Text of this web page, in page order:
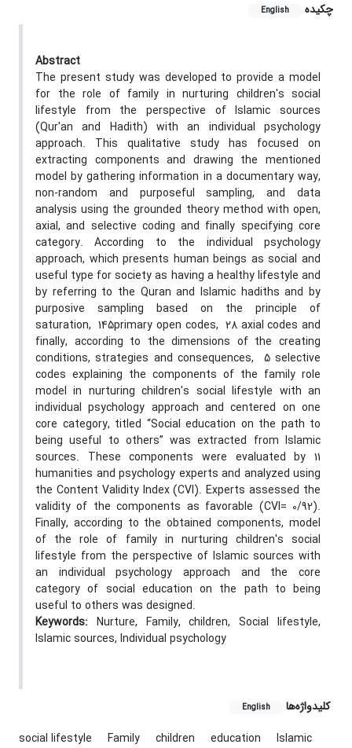
چکیده
English
Abstract
The present study was developed to provide a model
for the role of family in nurturing children's social
lifestyle from the perspective of Islamic sources
(Qur'an and Hadith) with an individual psychology
approach. This qualitative study has focused on
extracting components and drawing the mentioned
model by gathering information in a documentary way,
non-random and purposeful sampling, and data
analysis using the grounded theory method with open,
axial, and selective coding and finally specifying core
category. According to the individual psychology
approach, which presents human beings as social and
useful type for society as having a healthy lifestyle and
by referring to the Quran and Islamic hadiths and by
purposive sampling based on the principle of
saturation, 145primary open codes, 28 axial codes and
finally, according to the dimensions of the creating
conditions, strategies and consequences, 5 selective
codes explaining the components of the family role
model in nurturing children's social lifestyle with an
individual psychology approach and centered on one
core category, titled “Social education on the path to
being useful to others” was extracted from Islamic
sources. These components were evaluated by 11
humanities and psychology experts and analyzed using
the Content Validity Index (CVI). Experts assessed the
validity of the components as favorable (CVI= 0/92).
Finally, according to the obtained components, model
of the role of family in nurturing children's social
lifestyle from the perspective of Islamic sources with
an individual psychology approach and the core
category of social education on the path to being
useful to others was designed.
Keywords: Nurture, Family, children, Social lifestyle,
Islamic sources, Individual psychology
کلیدواژه‌ها English
social lifestyle Family children education
Islamic